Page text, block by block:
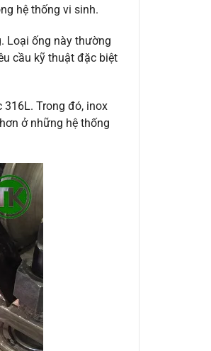
hệ thống vi sinh.
Loại ống này thường
cầu kỹ thuật đặc biệt
Trong đó, inox
ở những hệ thống